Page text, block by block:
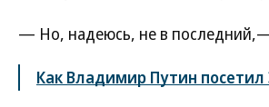
— Но, надеюсь, не в
Как Владимир Путин